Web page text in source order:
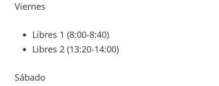
Viernes
Libres 1 (8:00-8:40)
Libres 2 (13:20-14:00)
Sábado